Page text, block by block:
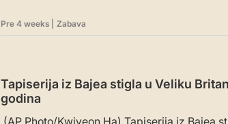
Pre 4 weeks Zabava
Tapiserija iz Bajea stigla u Veliku
godina
(AP Photo/Kwiyeon Ha) Tapiserija iz Bajea